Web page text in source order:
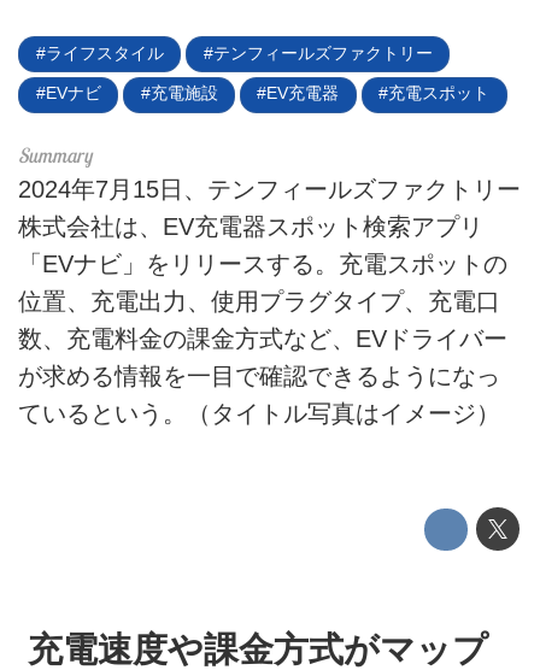
電動バイク
電動キックボード
テクノロジー
このメディアについて
運営会社
利用規約
ライフスタイル テンフィールズファクトリー
EVナビ 充電施設 EV充電器 充電スポット
2024年7月15日、テンフィールズファクトリー
株式会社は、EV充電器スポット検索アプリ
「EVナビ」をリリースする。充電スポットの
位置、充電出力、使用プラグタイプ、充電口
数、充電料金の課金方式など、EVドライバー
が求める情報を一目で確認できるようになっ
ているという。（タイトル写真はイメージ）
充電速度や課金方式がマップ